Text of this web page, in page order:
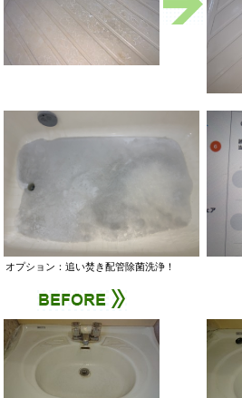
オプション：追い焚き配管除菌洗浄！